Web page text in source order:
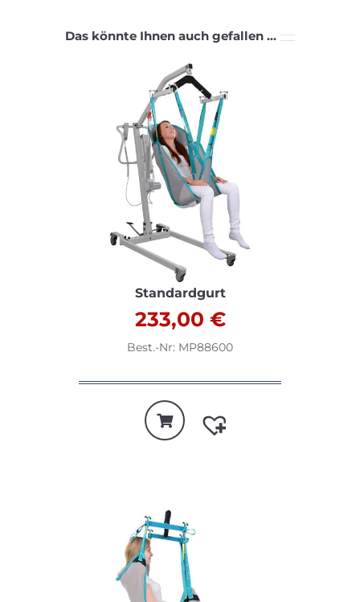
Das könnte Ihnen auch gefallen …
Standardgurt
233,00 €
Best.-Nr: MP88600